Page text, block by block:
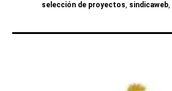
selección de proyectos, sindicaweb,